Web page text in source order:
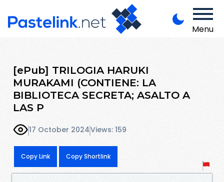
Menu
[ePub] TRILOGIA HARUKI
MURAKAMI (CONTIENE: LA
BIBLIOTECA SECRETA; ASALTO A
LAS P
17 October 2024Views: 159
Copy Link Copy Shortlink